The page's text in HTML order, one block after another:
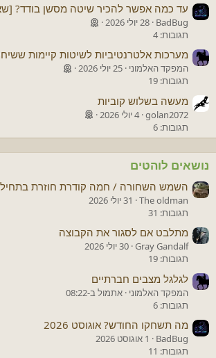
עד כמה אפשר להכיר שיטה מסשן בודד?
BadBug 28 יולי 2026
תגובות: 4
מערכות אלטרנטיביות לשיטות קיימות
המפקד האלמוני 25 יולי 2026
תגובות: 19
מעשה בשלוש קוביות
golan2072 4 יולי 2026
תגובות: 6
נושאים לוהטים
השמש השחורה / חמה קודרת חוזרת בתחילת
The oldman
31 יולי 2026
תגובות: 31
מתלבט אם לסגור את הקבוצה
Gray Gandalf 30 יולי 2026
תגובות: 19
לגלגל מצבים חברתיים
המפקד האלמוני אתמול ב-08:22
תגובות: 6
מה תשחקו החודש? אוגוסט 2026
BadBug
1 אוגוסט 2026
תגובות: 11